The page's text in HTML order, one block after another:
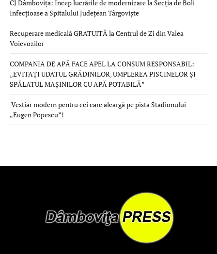
CJ Dâmbovița: Încep lucrările de modernizare la Secția de Boli
Infecțioase a Spitalului Județean Târgoviște
Recuperare medicală GRATUITĂ la Centrul de Zi din Valea
Voievozilor
COMPANIA DE APĂ FACE APEL LA CONSUM RESPONSABIL:
„EVITAȚI UDATUL GRĂDINILOR, UMPLEREA PISCINELOR ȘI
SPĂLATUL MAȘINILOR CU APĂ POTABILĂ”
Vestiar modern pentru cei care aleargă pe pista Stadionului
„Eugen Popescu”!